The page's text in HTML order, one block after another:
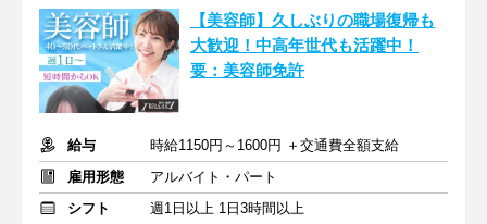
【美容師】久しぶりの職場復帰も
大歓迎！中高年世代も活躍中！
要：美容師免許
給与
時給1150円～1600円 ＋交通費全額支給
雇用形態
アルバイト・パート
シフト
週1日以上 1日3時間以上